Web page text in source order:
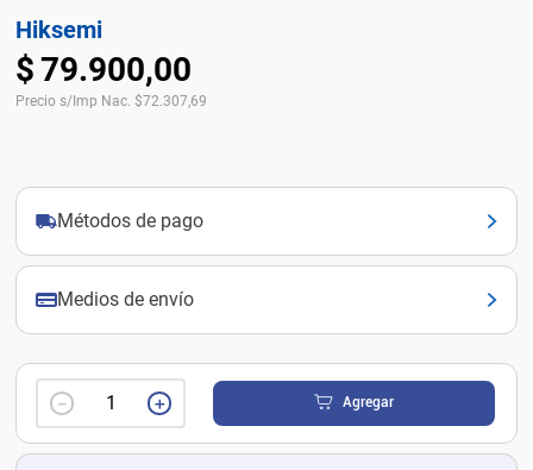
Hiksemi
$79.900,00
Precio s/Imp Nac. $72.307,69
Métodos de pago
Medios de envío
＋
－ Agregar